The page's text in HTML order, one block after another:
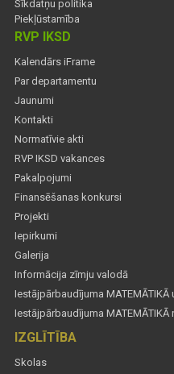
Sīkdatņu politika
Piekļūstamība
RVP IKSD
Kalendārs iFrame
Par departamentu
Jaunumi
Kontakti
Normatīvie akti
RVP IKSD vakances
Pakalpojumi
Finansēšanas konkursi
Projekti
Iepirkumi
Galerija
Informācija zīmju valodā
Iestājpārbaudījuma
Iestājpārbaudījuma MATEMĀTIKĀ
IZGLĪTĪBA
Skolas